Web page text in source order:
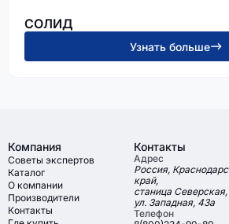
СОЛИД
Узнать больше
Компания
Советы экспертов
Каталог
О компании
Производители
Контакты
Контакты
Адрес
Россия,
край,
станица Северская,
ул. Западная, 43а
Телефон